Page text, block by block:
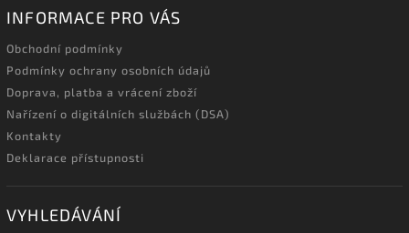
INFORMACE PRO VÁS
Obchodní podmínky
Podmínky ochrany osobních údajů
Doprava, platba a vrácení zboží
Nařízení o digitálních službách (DSA)
Kontakty
Deklarace přístupnosti
VYHLEDÁVÁNÍ